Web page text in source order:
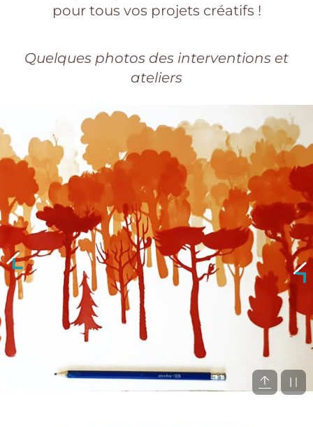
pour tous vos projets créatifs !
Quelques photos des interventions et
ateliers